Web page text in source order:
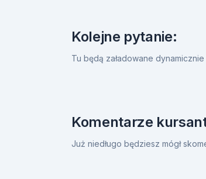
Kolejne pytanie:
Tu będą załadowane
Komentarze
Już niedługo będziesz mógł